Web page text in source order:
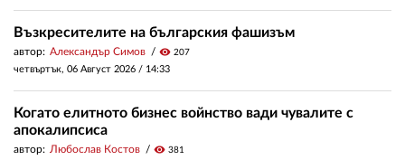
Възкресителите на българския фашизъм
автор: Александър Симов visibility 207
четвъртък, 06 Август 2026 / 14:33
Когато елитното бизнес войнство вади чувалите с
апокалипсиса
автор: Любослав Костов visibility 381